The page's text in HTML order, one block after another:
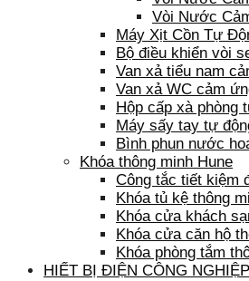
Vòi Nước
Máy Xịt Cồn Tự
Bộ điều khiển vòi
Van xả tiểu nam
Van xả WC cảm
Hộp cấp xà phòng
Máy sấy tay tự
Bình phun nước
Khóa thông minh Hune
Công tắc tiết kiệm
Khóa tủ kệ thông
Khóa cửa khách
Khóa cửa căn hộ
Khóa phòng tắm
HIẾT BỊ ĐIỆN CÔNG NGHIỆP